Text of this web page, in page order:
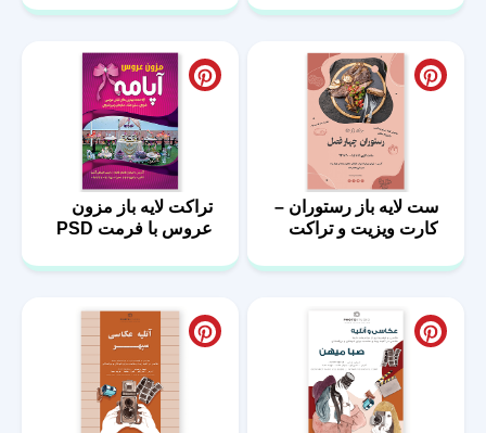
ست لایه باز رستوران –
کارت ویزیت و تراکت
تراکت لایه باز مزون
عروس با فرمت PSD